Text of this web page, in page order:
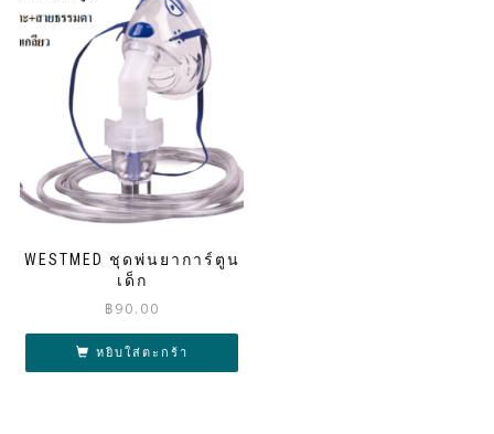
WESTMED ชุดพ่นยาการ์ตูน
เด็ก
฿90.00
หยิบใส่ตะกร้า